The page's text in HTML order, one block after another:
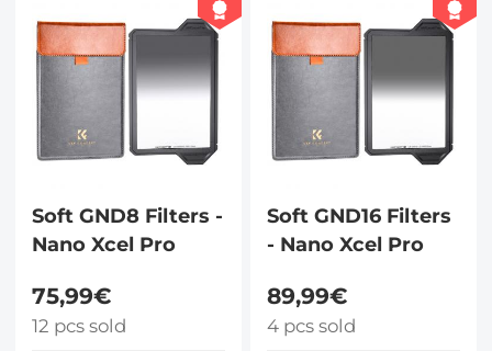
Soft GND8 Filters -
Nano Xcel Pro
75,99€
12 pcs sold
Soft GND16 Filters
- Nano Xcel Pro
89,99€
4 pcs sold